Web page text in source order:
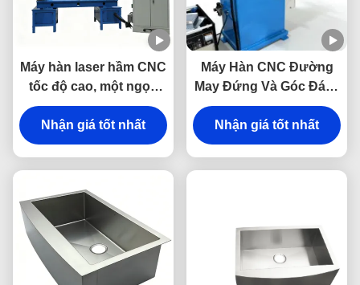
Máy hàn laser hầm CNC
tốc độ cao, một ngọn
đuốc tự động cho bồn
rửa thép không gỉ
Nhận giá tốt nhất
Máy Hàn CNC Đường
May Đứng Và Góc Đáy -
Máy Hàn Đặc Biệt
Nhận giá tốt nhất